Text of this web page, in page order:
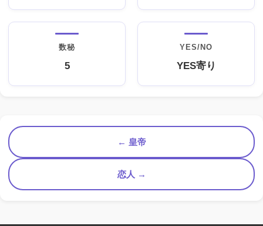
数秘
5
YES/NO
YES寄り
← 皇帝
恋人 →